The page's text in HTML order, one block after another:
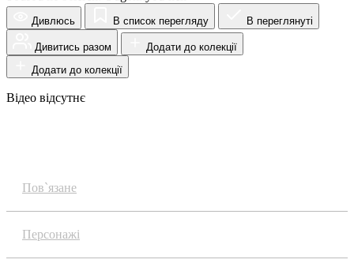
Дивлюсь В список перегляду В переглянуті
Дивитись разом
Додати до колекції
Додати до колекції
Відео відсутнє
Пов`язане
Персонажі